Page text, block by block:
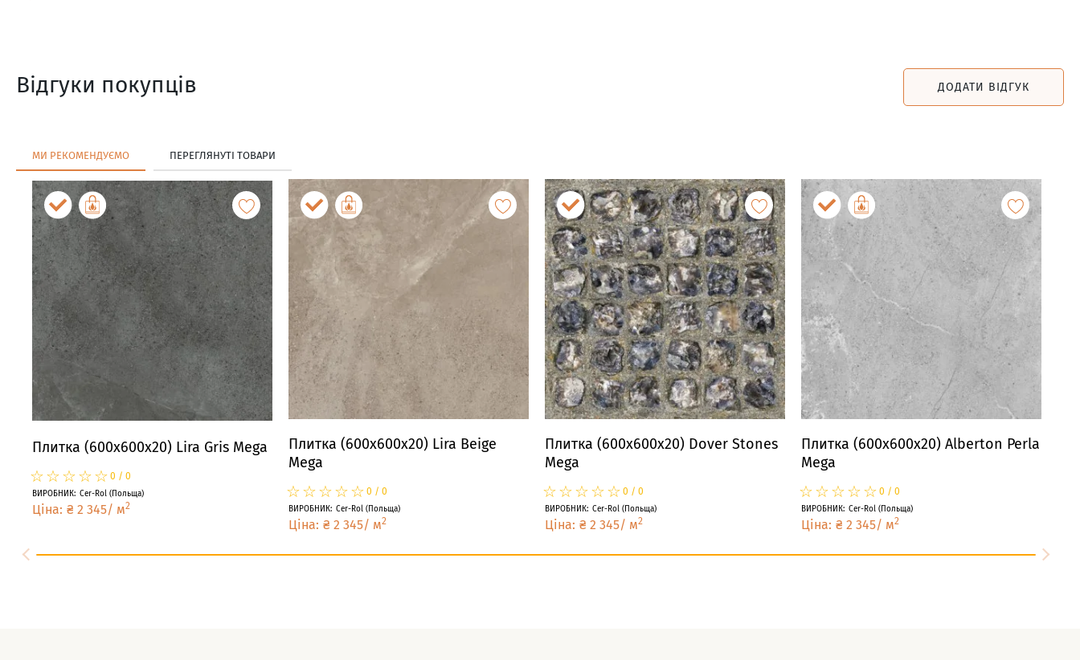
Відгуки покупців ДОДАТИ ВІДГУК
МИ РЕКОМЕНДУЄМО ПЕРЕГЛЯНУТІ ТОВАРИ
Плитка (600x600x20) Lira Gris Mega
☆
★☆
★☆
★☆
★☆
★ 0 / 0
ВИРОБНИК: Cer-Rol (Польща)
Ціна: ₴ 2 345/ м2
Плитка (600x600x20) Lira Beige
Mega
☆
★☆
★☆
★☆
★☆
★ 0 / 0
ВИРОБНИК: Cer-Rol (Польща)
Ціна: ₴ 2 345/ м2
Плитка (600x600x20) Dover Stones
Mega
☆
★☆
★☆
★☆
★☆
★ 0 / 0
ВИРОБНИК: Cer-Rol (Польща)
Ціна: ₴ 2 345/ м2
Плитка (600x600x20) Alberton Perla
Mega
☆
★☆
★☆
★☆
★☆
★ 0 / 0
ВИРОБНИК: Cer-Rol (Польща)
Ціна: ₴ 2 345/ м2